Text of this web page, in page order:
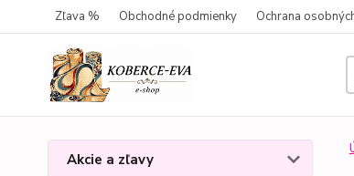
Zľava % Obchodné podmienky Ochrana
Akcie a zľavy